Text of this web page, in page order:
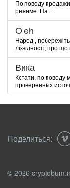
По поводу
режиме. На...
Oleh
Народ ,
ліквідності, про
Вика
Кстати, по
проверенных
Поделиться:
© 2026